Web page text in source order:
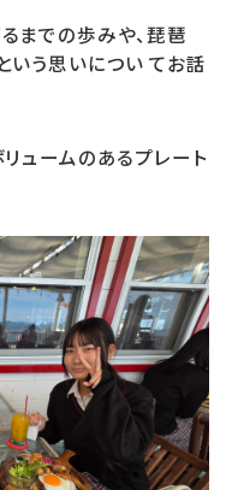
までの歩みや、琵琶
いう思いについ てお話
ュームのあるプレート